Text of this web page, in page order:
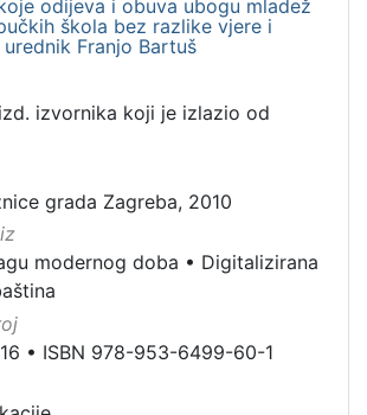
odijeva i obuva ubogu mladež
škola bez razlike vjere i
Franjo Bartuš
izvornika koji je izlazio od
grada Zagreba, 2010
modernog doba • Digitalizirana
• ISBN 978-953-6499-60-1